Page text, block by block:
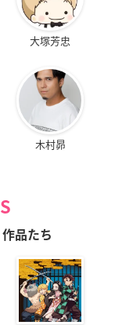
大塚芳忠
木村昴
品たち